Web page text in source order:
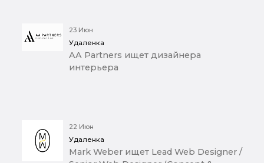
23 Июн
Удаленка
AA Partners ищет дизайнера
интерьера
22 Июн
Удаленка
Mark Weber ищет Lead Web Designer /